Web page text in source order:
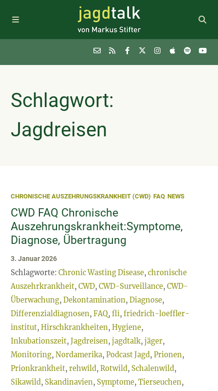
Newsletter
Über
Schlagwort:
Jagdreisen
CHRONISCHE AUSZEHRUNGSKRANKHEIT (CWD) FAQ NEWS
CWD FAQ Chronische
Auszehrungskrankheit:Symptome,
Diagnose, Übertragung
3. Januar 2026
Schlagworte:Chronic Wasting Disease,chronische
Auszehrkrankheit,CWD,CWD-Surveillance,CWD-
Überwachung,Dekontamination,Diagnose,
Differenzialdiagnosen,FAQ,fli,friedrich-loeffler-
institut,Hirschkrankheiten,Hygiene,
Inkubationszeit, Jagdreisen,jagdtalk,jäger,
Monitoring,Nordamerika,Podcast Jagd,Prionen,
Prionkrankheit,rehwild,Rotwild, Schalenwild,
Sikawild, Skandinavien, Symptome,Tierseuchen,